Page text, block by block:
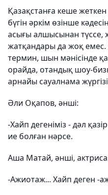
Қазақстанға кеше
бүгін әркім өзінше
асығы алшысынан
жатқандары да жоқ емес.
термин, шын мәнісінде
орайда, отандық шоу-
арнайы сауалнама
Әли Оқапов, әнші:
-Хайп дегеніміз - дәл
ие болған нәрсе.
Аша Матай, әнші,
-Ажиотаж... Хайп деген -